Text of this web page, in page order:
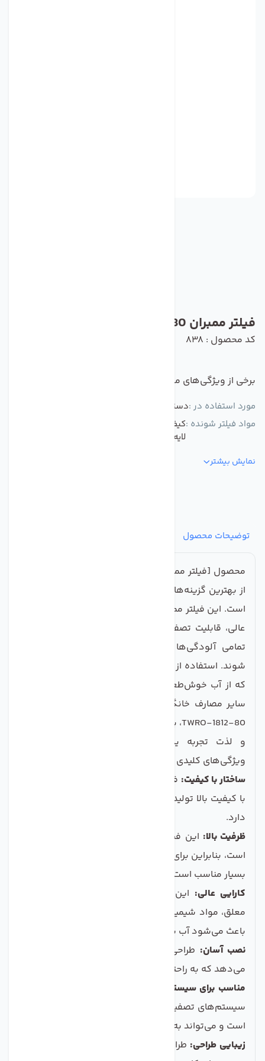
فیلتر ممبران 80 گالن ال جی TWRO-1812-80
کد محصول : 838
برخی از ویژگی‌های مهم این محصول :
مورد استفاده در :دستگاه تصفیه کننده آب
مواد فیلتر شونده :
لایه های غشایی با دقت 0.0001 میکرون
نمایش بیشتر
توضیحات محصول
از بهترین گزینه‌ها برای تهیه آب آشامیدنی سالم و خالص
است. این فیلتر ممبران با طراحی پیشرفته و کیفیت ساخت
عالی، قابلیت تصفیه آب را به گونه‌ای فراهم می‌کند که
تمامی آلودگی‌ها و ناخالصی‌های موجود در آب حذف
شوند. استفاده از این فیلتر به شما این امکان را می‌دهد
که از آب خوش‌طعم و سالم برای نوشیدن، پخت و پز و
TWRO-1812-80، به کیفیت و ایمنی آب خود اهمیت دهید
و لذت تجربه یک زندگی سالم‌تر را احساس کنید.
ویژگی‌های کلیدی محصول:
ساختار با کیفیت:
با کیفیت بالا تولید شده است که دوام و ماندگاری بالایی
دارد.
ظرفیت بالا:
است، بنابراین برای خانواده‌های بزرگ و یا مصارف بالای آب
بسیار مناسب است.
کارایی عالی:
معلق، مواد شیمیایی و آلودگی‌های میکروبی را دارد، که
باعث می‌شود آب شما کاملا خالص و ایمن باشد.
نصب آسان: طراحی کاربرپسند آن به شما این امکان را
می‌دهد که به راحتی این فیلتر را نصب و استفاده کنید.
مناسب برای سیستم‌های RO:
است و می‌تواند به بهبود عملکرد سیستم شما کمک کند.
زیبایی طراحی: طراحی زیبا و مدرن این فیلتر، آن را به یک